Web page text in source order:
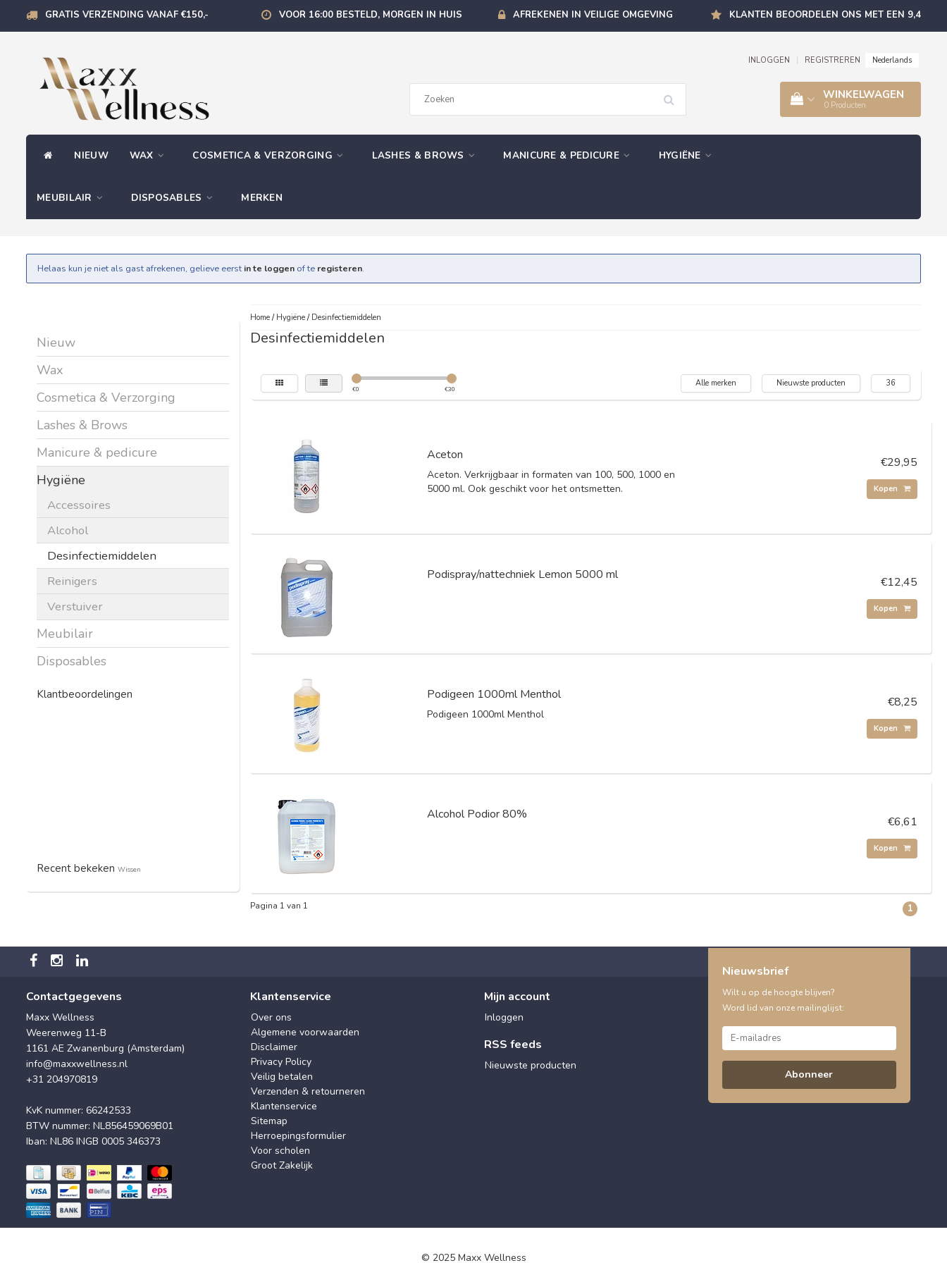
GRATIS VERZENDING VANAF €150,- VOOR 16:00 BESTELD, MORGEN IN HUIS AFREKENEN IN VEILIGE OMGEVING KLANTEN BEOORDELEN ONS MET EEN 9,4
INLOGGEN REGISTREREN Nederlands
WINKELWAGEN
0 Producten
NIEUW WAX COSMETICA & VERZORGING LASHES & BROWS MANICURE & PEDICURE HYGIËNE
MEUBILAIR DISPOSABLES MERKEN
Helaas kun je niet als gast afrekenen, gelieve eerst in te loggen of te registeren.
Nieuw
Wax
Cosmetica & Verzorging
Lashes & Brows
Manicure & pedicure
Hygiëne
Accessoires
Alcohol
Desinfectiemiddelen
Reinigers
Verstuiver
Meubilair
Disposables
Klantbeoordelingen
Recent bekeken Wissen
Home/ Hygiëne/ Desinfectiemiddelen
Desinfectiemiddelen
€0 €30
Alle merken Nieuwste producten 36
Aceton
Aceton. Verkrijgbaar in formaten van 100, 500, 1000 en
5000 ml. Ook geschikt voor het ontsmetten.
€29,95
Kopen
Podispray/nattechniek Lemon 5000 ml €12,45
Kopen
Podigeen 1000ml Menthol
Podigeen 1000ml Menthol
€8,25
Kopen
Alcohol Podior 80% €6,61
Kopen
Pagina 1 van 1 1
Contactgegevens
Maxx Wellness
Weerenweg 11-B
1161 AE Zwanenburg (Amsterdam)
info@maxxwellness.nl
+31 204970819
KvK nummer: 66242533
BTW nummer: NL856459069B01
Iban: NL86 INGB 0005 346373
Klantenservice
Over ons
Algemene voorwaarden
Disclaimer
Privacy Policy
Veilig betalen
Verzenden & retourneren
Klantenservice
Sitemap
Herroepingsformulier
Voor scholen
Groot Zakelijk
Mijn account
Inloggen
RSS feeds
Nieuwste producten
Nieuwsbrief
Wilt u op de hoogte blijven?
Word lid van onze mailinglijst:
Abonneer
© 2025 Maxx Wellness